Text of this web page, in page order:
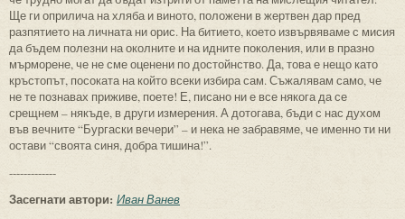
Ще ги оприлича на хляба и виното, положени в жертвен дар пред
разпятието на личната ни орис. На битието, което извървяваме с мисия
да бъдем полезни на околните и на идните поколения, или в празно
мърморене, че не сме оценени по достойнство. Да, това е нещо като
кръстопът, посоката на който всеки избира сам. Съжалявам само, че
не те познавах приживе, поете! Е, писано ни е все някога да се
срещнем – някъде, в други измерения. А дотогава, бъди с нас духом
във вечните “Бургаски вечери” – и нека не забравяме, че именно ти ни
остави “своята синя, добра тишина!”.
-------------
Засегнати автори: Иван Ванев